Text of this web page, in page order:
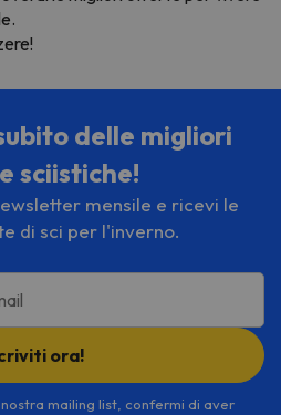
delle migliori
sciistiche!
mensile e ricevi le
di sci per l'inverno.
ora!
mailing list, confermi di aver